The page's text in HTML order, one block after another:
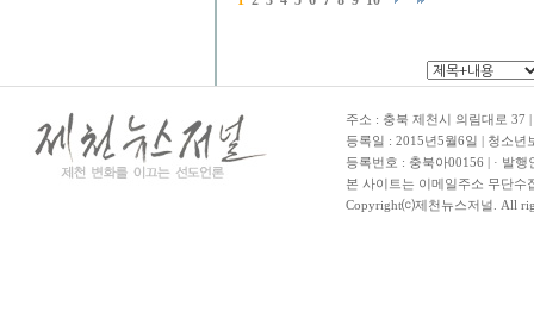
주소 : 충북 제천시 의림대로 37
등록일 : 2015년5월6일 | 청소
등록번호 : 충북아00156 | · 발
본 사이트는 이메일주소 무단수
Copyright⒞제천뉴스저널. All